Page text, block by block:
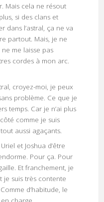
Mais cela ne résout
si des clans et
dans l’astral, ça ne va
partout. Mais, je ne
me laisse pas
cordes à mon arc.
croyez-moi, je peux
problème. Ce que je
temps. Car je n’ai plus
comme je suis
aussi agaçants.
et Joshua d’être
Pour ça. Pour
Et franchement, je
je suis très contente
d’habitude, le